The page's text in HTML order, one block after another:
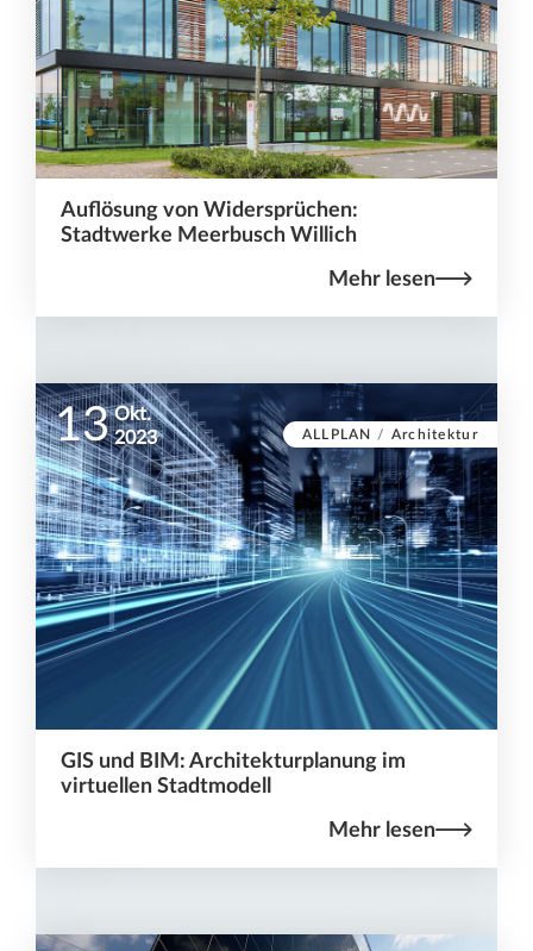
Auflösung von Widersprüchen:
Stadtwerke Meerbusch Willich
Mehr lesen
ALLPLAN / Architektur
13 Okt.
2023
GIS und BIM: Architekturplanung im
virtuellen Stadtmodell
Mehr lesen